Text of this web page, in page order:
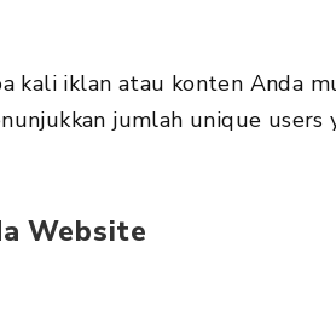
kali iklan atau konten Anda
jumlah unique
Website